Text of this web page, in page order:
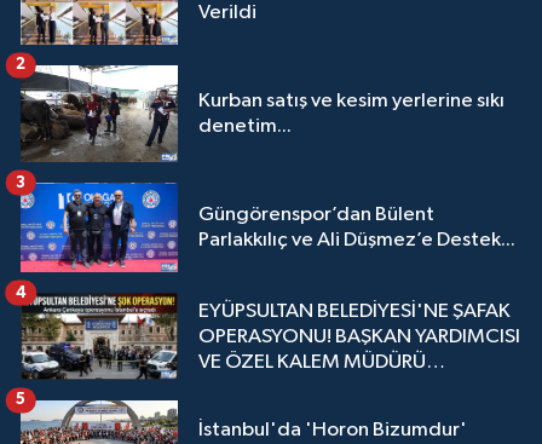
Verildi
Kurban satış ve kesim yerlerine sıkı
denetim...
2
Güngörenspor’dan Bülent
Parlakkılıç ve Ali Düşmez’e Destek...
3
EYÜPSULTAN BELEDİYESİ'NE ŞAFAK
OPERASYONU! BAŞKAN YARDIMCISI
VE ÖZEL KALEM MÜDÜRÜ
4
İstanbul'da 'Horon Bizumdur'
5